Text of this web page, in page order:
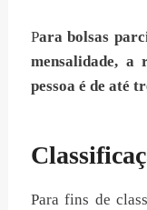
Para bolsas
mensalidade,
pessoa é de até
Para fins de